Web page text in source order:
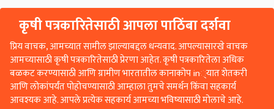
कृषी पत्रकारितेसाठी आपला पाठिंबा दर्शवा
प्रिय वाचक, आमच्यात सामील झाल्याबद्दल धन्यवाद. आपल्यासारखे वाचक
आमच्यासाठी कृषी पत्रकारितेसाठी प्रेरणा आहेत. कृषी पत्रकारितेला अधिक
बळकट करण्यासाठी आणि ग्रामीण भारतातील कानाकोप in्यात शेतकरी
आणि लोकांपर्यंत पोहोचण्यासाठी आम्हाला तुमचे समर्थन किंवा सहकार्य
आवश्यक आहे. आपले प्रत्येक सहकार्य आमच्या भविष्यासाठी मोलाचे आहे.